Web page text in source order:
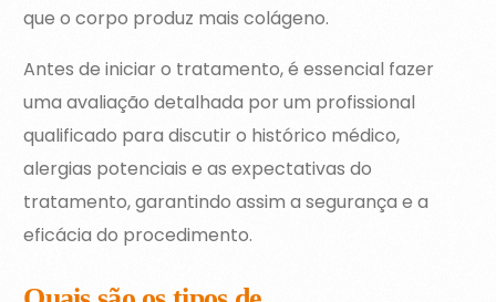
que o corpo produz mais colágeno.
Antes de iniciar o tratamento, é essencial fazer
uma avaliação detalhada por um profissional
qualificado para discutir o histórico médico,
alergias potenciais e as expectativas do
tratamento, garantindo assim a segurança e a
eficácia do procedimento.